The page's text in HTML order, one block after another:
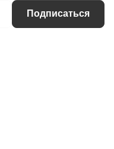
Подписаться